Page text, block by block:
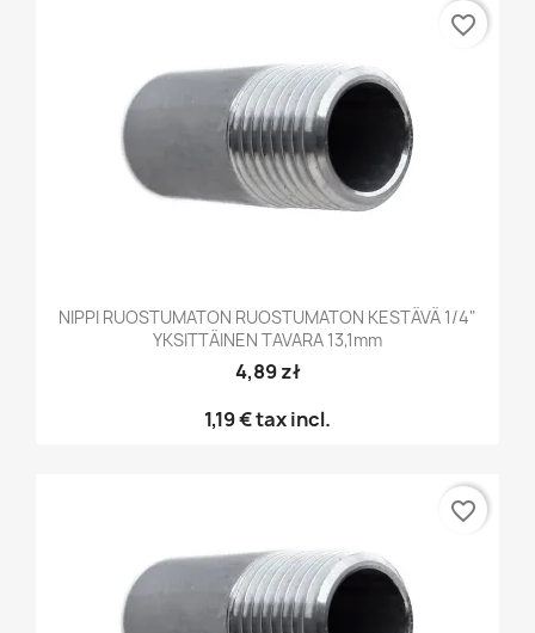
NIPPI RUOSTUMATON RUOSTUMATON KESTÄVÄ 1/4"
YKSITTÄINEN TAVARA 13,1mm
4,89 zł
1,19 €tax incl.
favorite_border
favorite_border